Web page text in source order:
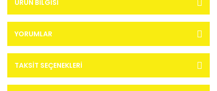
ÜRÜN BILGISI
YORUMLAR
TAKSIT SEÇENEKLERI